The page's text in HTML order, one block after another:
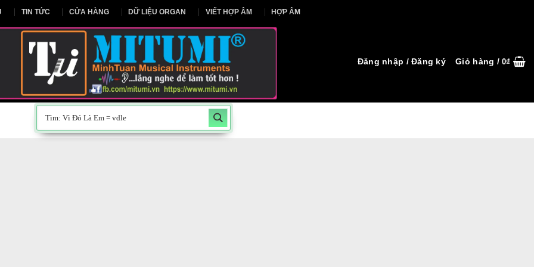
CHỦ TIN TỨC CỬA HÀNG DỮ LIỆU ORGAN VIẾT HỢP ÂM
Đăng nhập / Đăng ký